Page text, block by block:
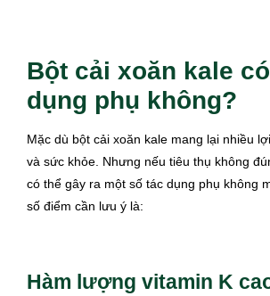
Bột cải xoăn kale
dụng phụ không?
Mặc dù bột cải xoăn kale mang lại nhiều
và sức khỏe. Nhưng nếu tiêu thụ không
có thể gây ra một số tác dụng phụ không
số điểm cần lưu ý là:
Hàm lượng vitamin K